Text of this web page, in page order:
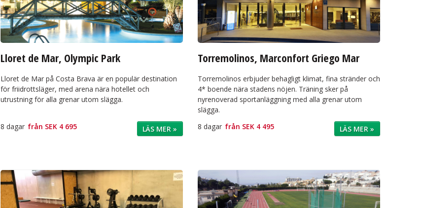
Lloret de Mar, Olympic Park
Lloret de Mar på Costa Brava är en populär destination
för friidrottsläger, med arena nära hotellet och
utrustning för alla grenar utom slägga.
8 dagar från SEK 4 695 LÄS MER »
Torremolinos, Marconfort Griego Mar
Torremolinos erbjuder behagligt klimat, fina stränder och
4* boende nära stadens nöjen. Träning sker på
nyrenoverad sportanläggning med alla grenar utom
slägga.
8 dagar från SEK 4 495 LÄS MER »